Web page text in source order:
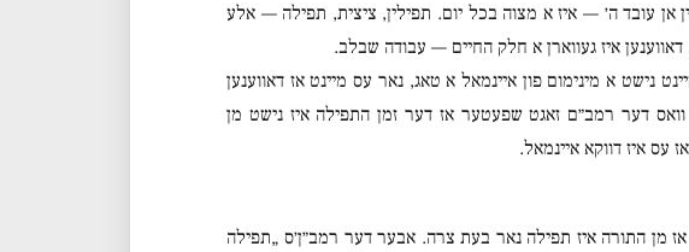
אן עובד ה׳ — איז א מצוה בכל יום. תפילין, ציצית, תפילה — אלע
איז געווארן א חלק החיים — עבודה שבלב.
נישט א מינימום פון איינמאל א טאג, נאר עס מיינט אז דאווענען
דער רמב״ם זאגט שפעטער אז דער זמן התפילה איז נישט מן
עס איז דווקא איינמאל.
מן התורה איז תפילה נאר בעת צרה. אבער דער רמב״ן׳ס „תפילה